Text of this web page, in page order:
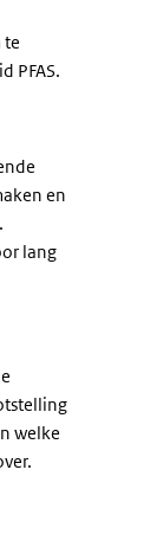
te
PFAS.
en
lang
welke